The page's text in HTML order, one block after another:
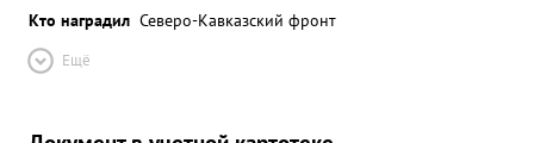
Кто наградил Северо-Кавказский фронт
Ещё